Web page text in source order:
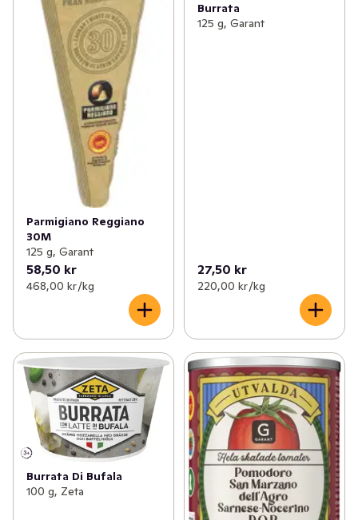
Parmigiano Reggiano
30M
125 g, Garant
58,50 kr
468,00 kr /kg
Burrata
125 g, Garant
27,50 kr
220,00 kr /kg
Burrata Di Bufala
100 g, Zeta